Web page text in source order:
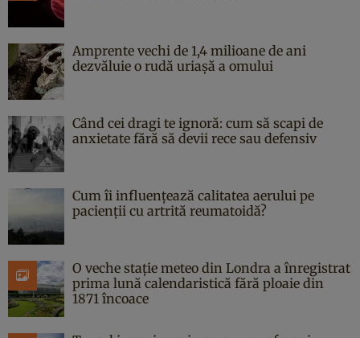
Amprente vechi de 1,4 milioane de ani
dezvăluie o rudă uriașă a omului
Când cei dragi te ignoră: cum să scapi de
anxietate fără să devii rece sau defensiv
Cum îi influențează calitatea aerului pe
pacienții cu artrită reumatoidă?
O veche stație meteo din Londra a înregistrat
prima lună calendaristică fără ploaie din
1871 încoace